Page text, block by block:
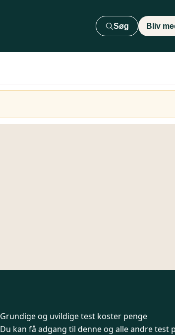
Søg Bliv
Grundige og uvildige test koster penge
Du kan få adgang til denne og alle andre test